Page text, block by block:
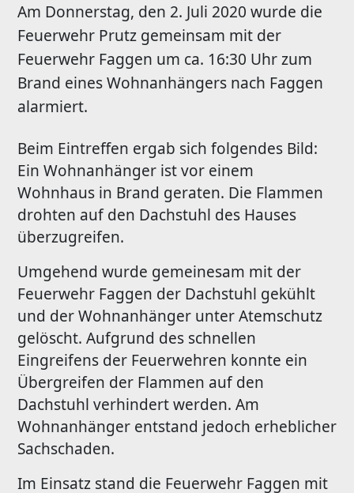
Am Donnerstag, den 2. Juli 2020 wurde die
Feuerwehr Prutz gemeinsam mit der
Feuerwehr Faggen um ca. 16:30 Uhr zum
Brand eines Wohnanhängers nach Faggen
alarmiert.
Beim Eintreffen ergab sich folgendes Bild:
Ein Wohnanhänger ist vor einem
Wohnhaus in Brand geraten. Die Flammen
drohten auf den Dachstuhl des Hauses
überzugreifen.
Umgehend wurde gemeinesam mit der
Feuerwehr Faggen der Dachstuhl gekühlt
und der Wohnanhänger unter Atemschutz
gelöscht. Aufgrund des schnellen
Eingreifens der Feuerwehren konnte ein
Übergreifen der Flammen auf den
Dachstuhl verhindert werden. Am
Wohnanhänger entstand jedoch erheblicher
Sachschaden.
Im Einsatz stand die Feuerwehr Faggen mit